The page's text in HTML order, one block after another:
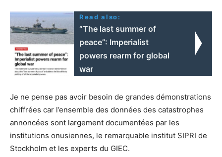
Read also:
“The last summer of
peace”: Imperialist
powers rearm for global
war
Je ne pense pas avoir besoin de grandes démonstrations
chiffrées car l’ensemble des données des catastrophes
annoncées sont largement documentées par les
institutions onusiennes, le remarquable institut SIPRI de
Stockholm et les experts du GIEC.